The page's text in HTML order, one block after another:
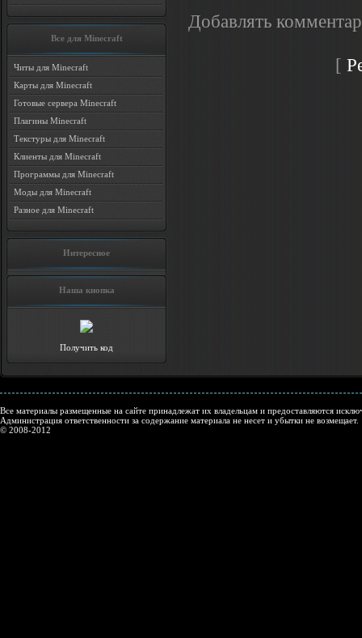
Все для Minecraft
Читы для Minecraft
Карты для Minecraft
Готовые сервера Minecraft
Плагины Minecraft
Текстуры для Minecraft
Клиенты для Minecraft
Программы для Minecraft
Моды для Minecraft
Разное для Minecraft
Интересное
Наша кнопка
Получить код
Добавлять
[
Все материалы размещенные на сайте принадлежат их владельцам и предоставляются
Администрация ответственности за содержание материала не несет и убытки не возмещает.
© 2008-2012